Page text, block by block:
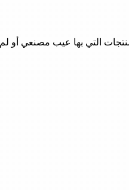
التي بها عيب مصنعي أو لم